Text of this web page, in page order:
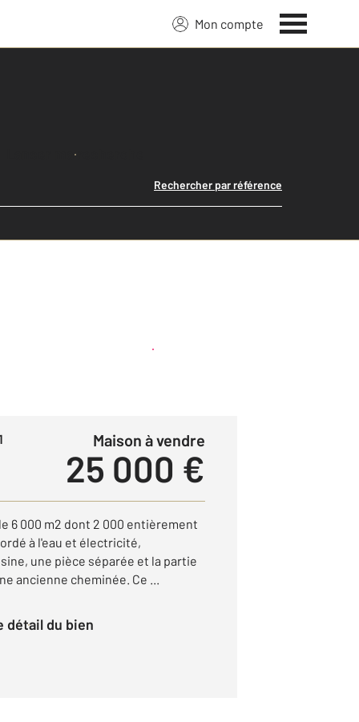
Mon compte
Lancer ma recherche
Rechercher par référence
Créer une alerte
Maison à vendre
25 000 €
6 000 m2 dont 2 000 entièrement
à l'eau et électricité,
une pièce séparée et la partie
ancienne cheminée. Ce ...
détail du bien